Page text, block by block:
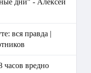
дни" - Алексей
вся правда |
часов вредно